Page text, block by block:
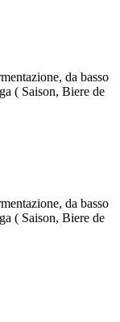
da basso
( Saison, Biere de
da basso
( Saison, Biere de